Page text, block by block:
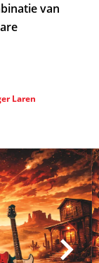
van
Laren